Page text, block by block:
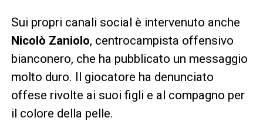
Sui propri canali social è intervenuto anche
Nicolò Zaniolo, centrocampista offensivo
bianconero, che ha pubblicato un messaggio
molto duro. Il giocatore ha denunciato
offese rivolte ai suoi figli e al compagno per
il colore della pelle.